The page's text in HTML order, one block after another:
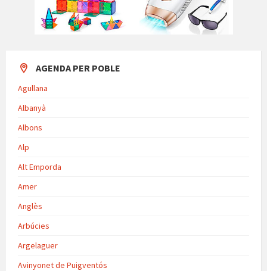
AGENDA PER POBLE
Agullana
Albanyà
Albons
Alp
Alt Emporda
Amer
Anglès
Arbúcies
Argelaguer
Avinyonet de Puigventós